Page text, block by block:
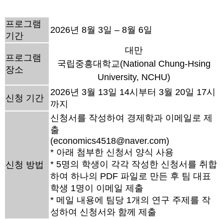
프로그램
기간
2026년 8월 3일 – 8월 6일
프로그램
장소
대만
국립중흥대학교(National Chung-Hsing
University, NCHU)
신청 기간
2026년 3월 13일 14시부터 3월 20일 17시
까지
신청 방법
신청서를 작성하여 경제학과 이메일로 제
출
(economics4518@naver.com)
* 아래 첨부한 신청서 양식 사용
* 5명의 학생이 각각 작성한 신청서를 취합
하여 하나의 PDF 파일로 만든 후 팀 대표
학생 1명이 이메일 제출
* 메일 내용에 팀당 1개의 연구 주제를 작
성하여 신청서와 함께 제출